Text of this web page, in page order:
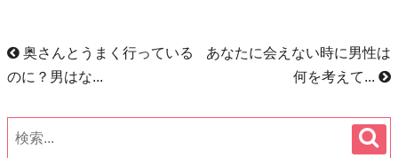
奥さんとうまく行っている
のに？男はな...
あなたに会えない時に男性は
何を考えて...